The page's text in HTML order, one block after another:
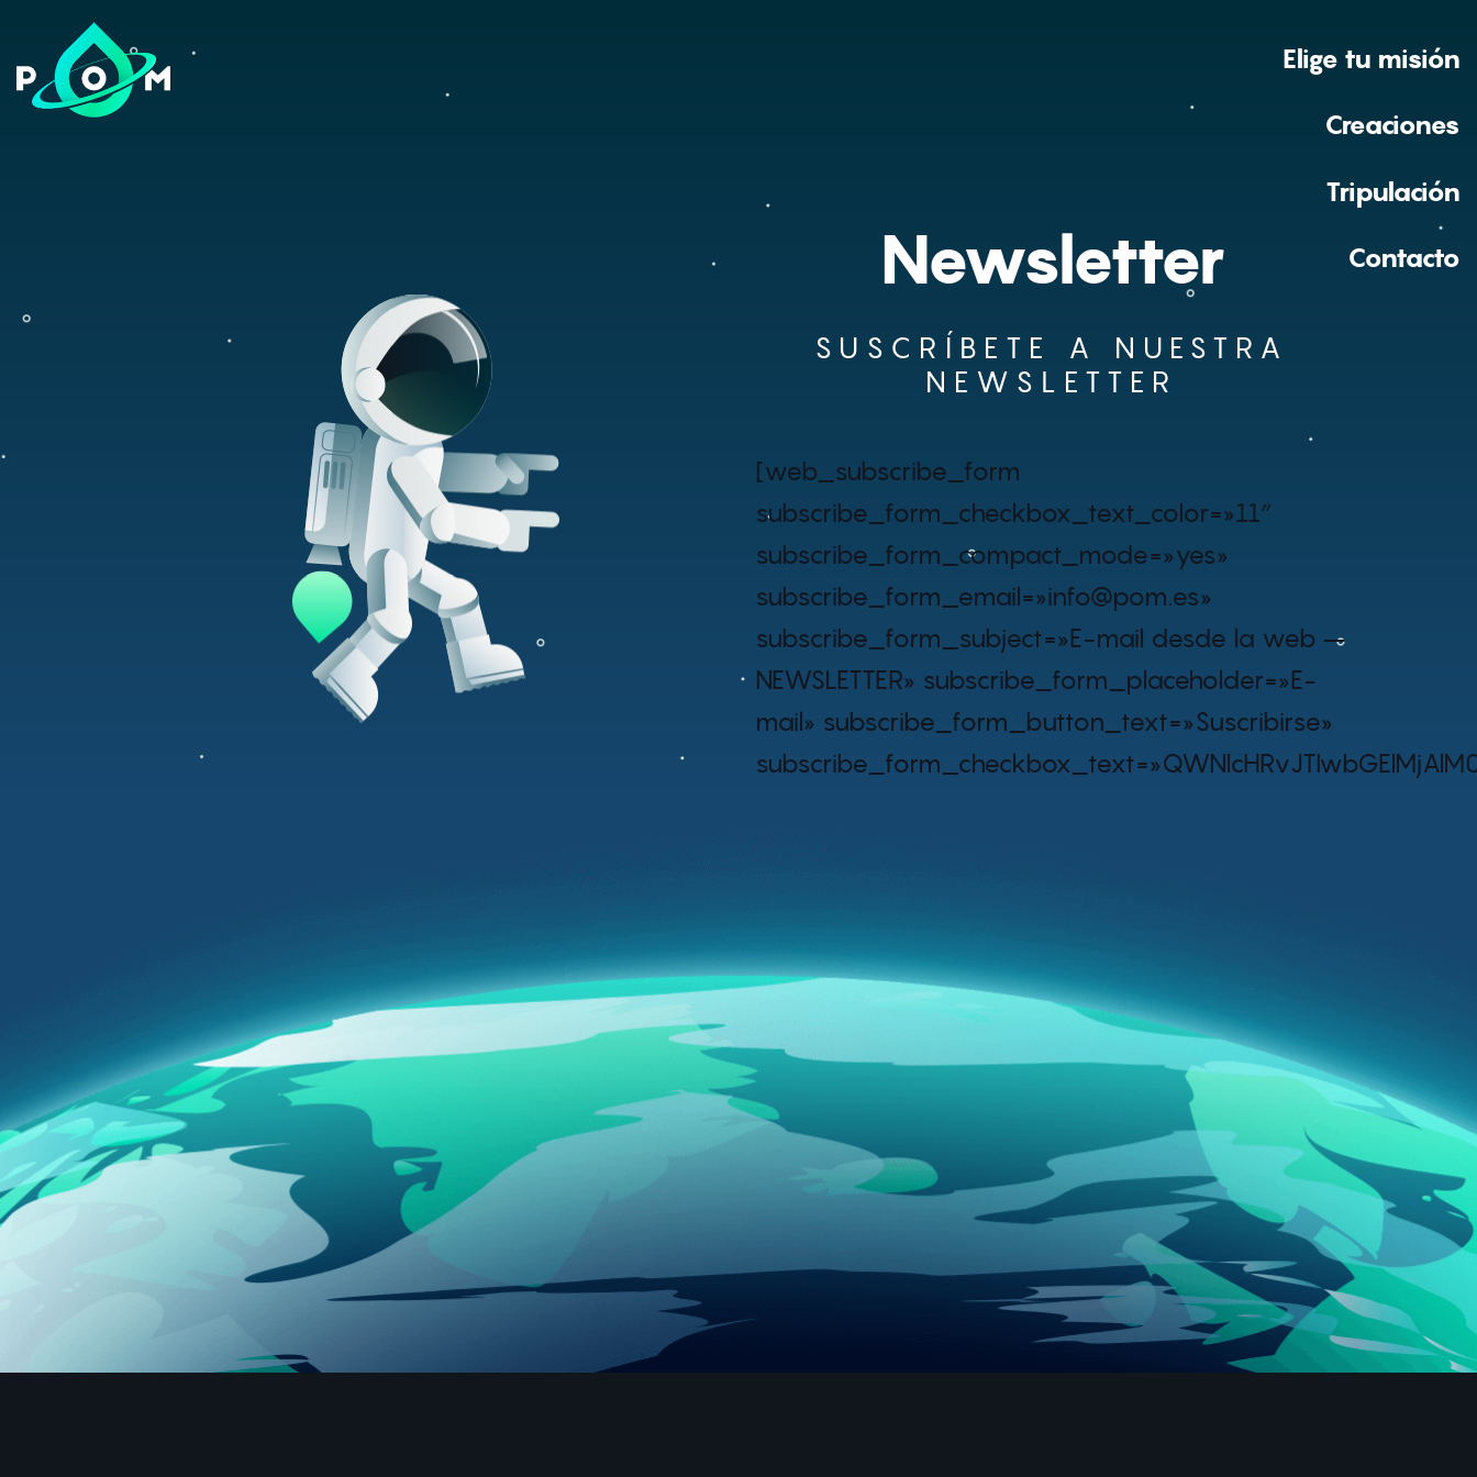
Elige tu misión
Creaciones
Tripulación
Contacto
Newsletter
SUSCRÍBETE A NUESTRA
NEWSLETTER
[web_subscribe_form
subscribe_form_checkbox_text_color=»11″
subscribe_form_compact_mode=»yes»
subscribe_form_email=»info@pom.es»
subscribe_form_subject=»E-mail desde la web –
NEWSLETTER» subscribe_form_placeholder=»E-
mail» subscribe_form_button_text=»Suscribirse»